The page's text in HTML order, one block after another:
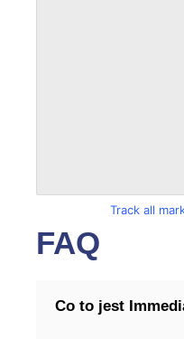
Track all
FAQ
Co to jest